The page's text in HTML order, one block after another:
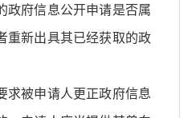
政府信息公开申请是否属
重新出具其已经获取的政
被申请人更正政府信息